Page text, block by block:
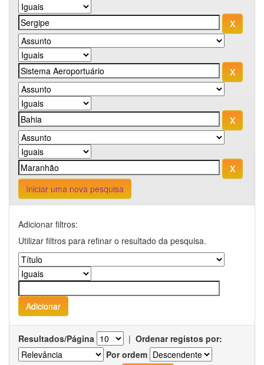
Iniciar uma nova pesquisa
Adicionar filtros:
Utilizar filtros para refinar o resultado da pesquisa.
Resultados/Página | Ordenar registos por:
Por ordem